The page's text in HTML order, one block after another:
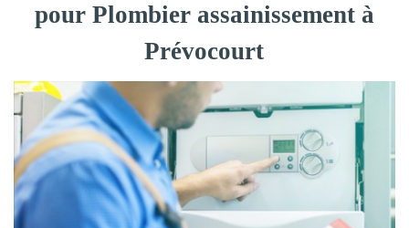
pour Plombier assainissement à
Prévocourt